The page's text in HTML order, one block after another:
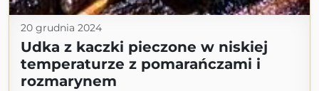
20 grudnia 2024
Udka z kaczki pieczone w niskiej
temperaturze z pomarańczami i
rozmarynem